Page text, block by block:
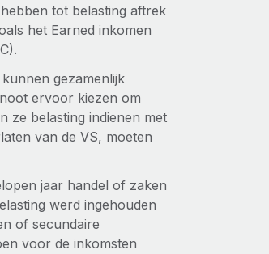
tot belasting aftrek
het Earned inkomen
gezamenlijk
ervoor kiezen om
ze belasting indienen met
van de VS, moeten
jaar handel of zaken
werd ingehouden
of secundaire
voor de inkomsten